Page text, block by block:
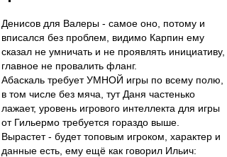
Денисов для Валеры - самое оно, потому и
вписался без проблем, видимо Карпин ему
сказал не умничать и не проявлять инициативу,
главное не провалить фланг.
Абаскаль требует УМНОЙ игры по всему полю,
в том числе без мяча, тут Даня частенько
лажает, уровень игрового интеллекта для игры
от Гильермо требуется гораздо выше.
Вырастет - будет топовым игроком, характер и
данные есть, ему ещё как говорил Ильич: